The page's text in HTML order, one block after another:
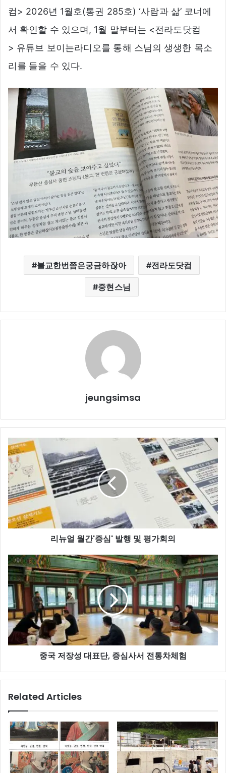
컴> 2026년 1월호(통권 285호) ‘사람과 삶’ 코너에
서 확인할 수 있으며, 1월 말부터는 <전라도닷컴
> 유튜브 보이는라디오를 통해 스님의 생생한 목소
리를 들을 수 있다.
불교한번쯤은궁금하잖아 전라도닷컴
중현스님
jeungsimsa
리
뉴
얼
월
간'증
심'
발
행
및
회
의
리뉴얼 월간'증심' 발행 및 평가회의
중
국
저
장
성
대
표
단,
증
통
험
중국 저장성 대표단, 증심사서 전통차체험
Related Articles